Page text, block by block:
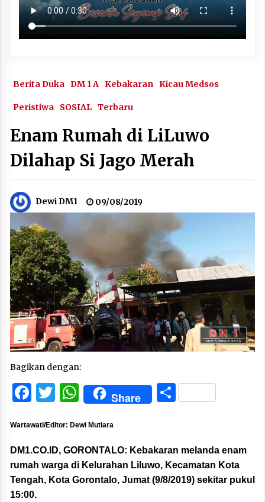
Berita Duka DM 1 A Kebakaran Kicau Medsos
Peristiwa SOSIAL Terbaru
Enam Rumah di LiLuwo
Dilahap Si Jago Merah
Dewi DM1 09/08/2019
Bagikan dengan:
Facebook
Twitter
WhatsApp
Share Share
Wartawati/Editor: Dewi Mutiara
DM1.CO.ID, GORONTALO: Kebakaran melanda enam
rumah warga di Kelurahan Liluwo, Kecamatan Kota
Tengah, Kota Gorontalo, Jumat (9/8/2019) sekitar pukul
15:00.